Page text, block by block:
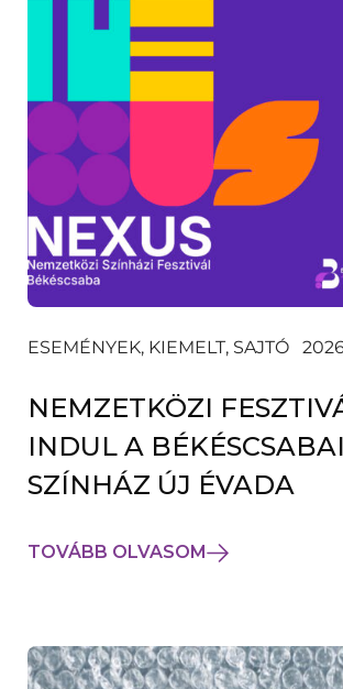
ESEMÉNYEK, KIEMELT, SAJTÓ
NEMZETKÖZI
INDUL A
SZÍNHÁZ ÚJ ÉVADA
TOVÁBB OLVASOM